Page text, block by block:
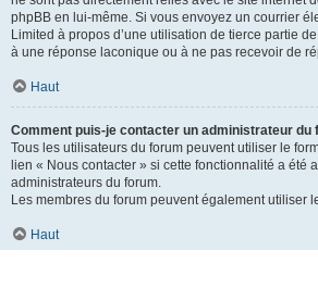
phpBB en lui-même. Si vous envoyez un courrier
Limited à propos d’une utilisation de tierce partie
à une réponse laconique ou à ne pas recevoir de
Haut
Comment puis-je contacter un administrateur du
Tous les utilisateurs du forum peuvent utiliser le
lien « Nous contacter » si cette fonctionnalité a été
administrateurs du forum.
Les membres du forum peuvent également utiliser
Haut